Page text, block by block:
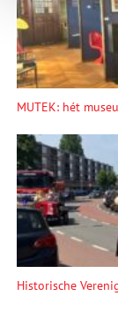
MUTEK: hét
Historische